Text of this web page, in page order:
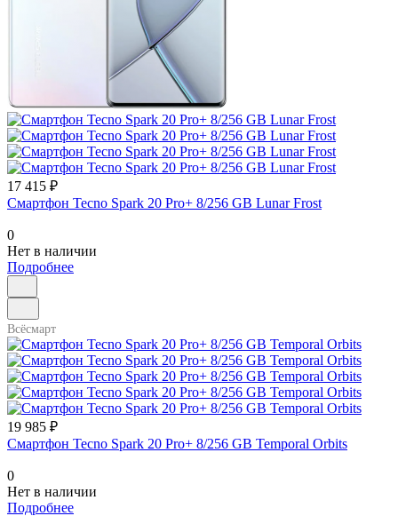
17 415 ₽
Смартфон Tecno Spark 20 Pro+ 8/256 GB Lunar Frost
0
Нет в наличии
Подробнее
Всёсмарт
19 985 ₽
Смартфон Tecno Spark 20 Pro+ 8/256 GB Temporal Orbits
0
Нет в наличии
Подробнее